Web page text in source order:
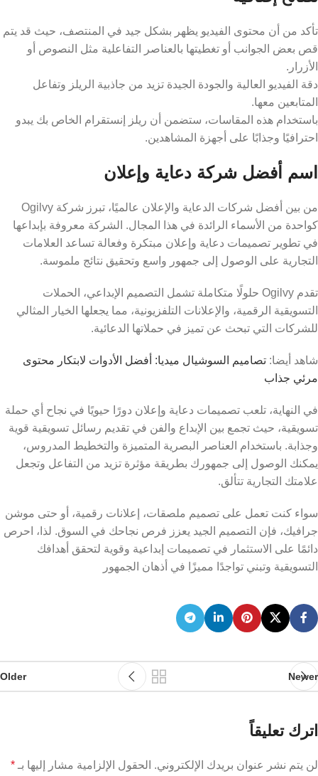
تأكد من أن محتوى الفيديو يظهر بشكل جيد في المنتصف، حيث قد يتم
قص بعض الجوانب أو تغطيتها بالعناصر التفاعلية مثل النصوص أو
الأزرار.
دقة الفيديو العالية والجودة الجيدة تزيد من جاذبية الريلز وتفاعل
المتابعين معها.
باستخدام هذه المقاسات، ستضمن أن ريلز إنستقرام الخاص بك يبدو
احترافيًا وجذابًا على أجهزة المشاهدين.
اسم أفضل شركة دعاية وإعلان
من بين أفضل شركات الدعاية والإعلان عالميًا، تبرز شركة Ogilvy
كواحدة من الأسماء الرائدة في هذا المجال. الشركة معروفة بإبداعها
في تطوير تصميمات دعاية وإعلان مبتكرة وفعالة تساعد العلامات
التجارية على الوصول إلى جمهور واسع وتحقيق نتائج ملموسة.
تقدم Ogilvy حلولًا متكاملة تشمل التصميم الإبداعي، الحملات
التسويقية الرقمية، والإعلانات التلفزيونية، مما يجعلها الخيار المثالي
للشركات التي تبحث عن تميز في حملاتها الدعائية.
شاهد أيضا: تصاميم السوشيال ميديا: أفضل الأدوات لابتكار محتوى
مرئي جذاب
في النهاية، تلعب تصميمات دعاية وإعلان دورًا حيويًا في نجاح أي حملة
تسويقية، حيث تجمع بين الإبداع والفن في تقديم رسائل تسويقية قوية
وجذابة. باستخدام العناصر البصرية المتميزة والتخطيط المدروس،
يمكنك الوصول إلى جمهورك بطريقة مؤثرة تزيد من التفاعل وتجعل
علامتك التجارية تتألق.
سواء كنت تعمل على تصميم ملصقات، إعلانات رقمية، أو حتى موشن
جرافيك، فإن التصميم الجيد يعزز فرص نجاحك في السوق. لذا، احرص
دائمًا على الاستثمار في تصميمات إبداعية وقوية لتحقق أهدافك
التسويقية وتبني تواجدًا مميزًا في أذهان الجمهور
Newer
Older
اترك تعليقاً
لن يتم نشر عنوان بريدك الإلكتروني. الحقول الإلزامية مشار إليها بـ *